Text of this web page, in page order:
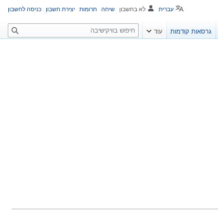
עברית לא בחשבון שיחה תרומות יצירת חשבון כניסה לחשבון
גרסאות קודמות עוד
ח
י